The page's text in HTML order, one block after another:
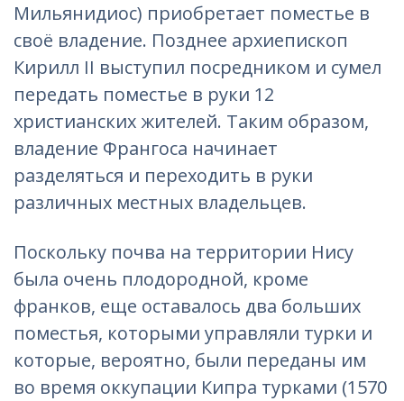
Мильянидиос) приобретает поместье в
своё владение. Позднее архиепископ
Кирилл II выступил посредником и сумел
передать поместье в руки 12
христианских жителей. Таким образом,
владение Франгоса начинает
разделяться и переходить в руки
различных местных владельцев.
Поскольку почва на территории Нису
была очень плодородной, кроме
франков, еще оставалось два больших
поместья, которыми управляли турки и
которые, вероятно, были переданы им
во время оккупации Кипра турками (1570